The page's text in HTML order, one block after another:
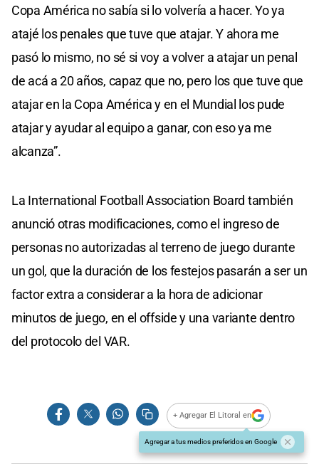
Copa América no sabía si lo volvería a hacer. Yo ya
atajé los penales que tuve que atajar. Y ahora me
pasó lo mismo, no sé si voy a volver a atajar un penal
de acá a 20 años, capaz que no, pero los que tuve que
atajar en la Copa América y en el Mundial los pude
atajar y ayudar al equipo a ganar, con eso ya me
alcanza”.
La International Football Association Board también
anunció otras modificaciones, como el ingreso de
personas no autorizadas al terreno de juego durante
un gol, que la duración de los festejos pasarán a ser un
factor extra a considerar a la hora de adicionar
minutos de juego, en el offside y una variante dentro
del protocolo del VAR.
+ Agregar El Litoral en
Agregar a tus medios preferidos en Google